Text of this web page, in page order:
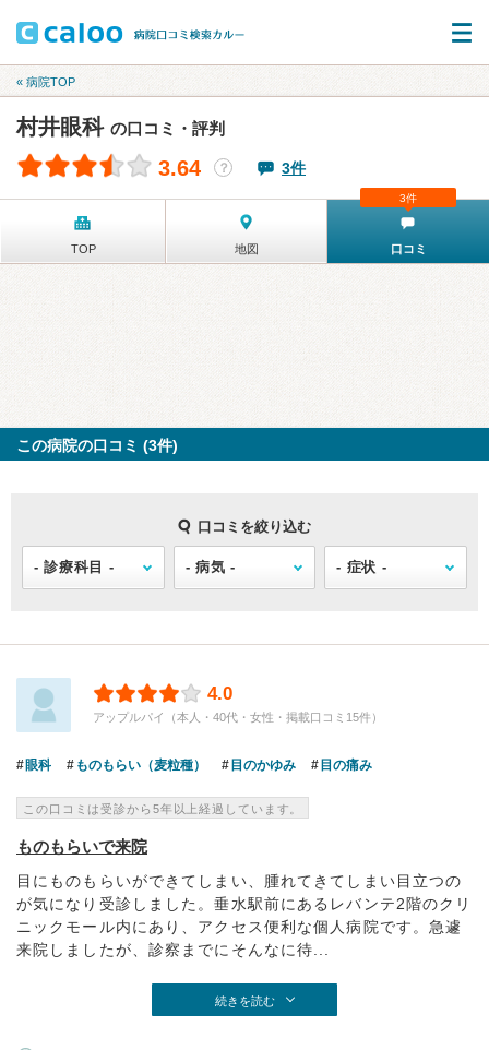
« 病院TOP
村井眼科 の口コミ・評判
3.64 ？ 3件
TOP 地図 口コミ
3件
この病院の口コミ (3件)
口コミを絞り込む
4.0
アップルパイ（本人・40代・女性・掲載口コミ15件）
眼科 ものもらい（麦粒種） 目のかゆみ 目の痛み
この口コミは受診から5年以上経過しています。
ものもらいで来院
目にものもらいができてしまい、腫れてきてしまい目立つの
が気になり受診しました。垂水駅前にあるレバンテ2階のクリ
ニックモール内にあり、アクセス便利な個人病院です。急遽
来院しましたが、診察までにそんなに待...
続きを読む